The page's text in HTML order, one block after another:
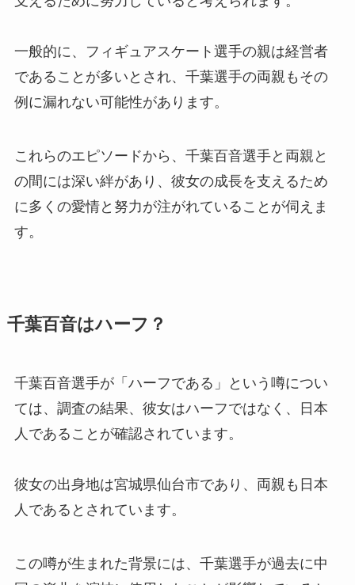
一般的に、フィギュアスケート選手の親は経営者
であることが多いとされ、千葉選手の両親もその
例に漏れない可能性があります。
これらのエピソードから、千葉百音選手と両親と
の間には深い絆があり、彼女の成長を支えるため
に多くの愛情と努力が注がれていることが伺えま
す。
千葉百音はハーフ？
千葉百音選手が「ハーフである」という噂につい
ては、調査の結果、彼女はハーフではなく、日本
人であることが確認されています。
彼女の出身地は宮城県仙台市であり、両親も日本
人であるとされています。
この噂が生まれた背景には、千葉選手が過去に中